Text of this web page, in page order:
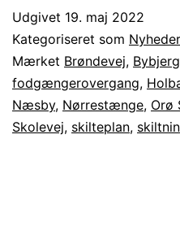
Udgivet 19. maj 2022
Kategoriseret som Nyheder
Mærket Brøndevej, Bybjerg
fodgængerovergang,
Næsby, Nørrestænge, Orø
Skolevej, skilteplan,